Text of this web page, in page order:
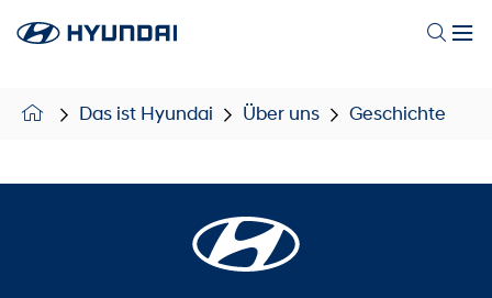
Das ist Hyundai Über uns Geschichte